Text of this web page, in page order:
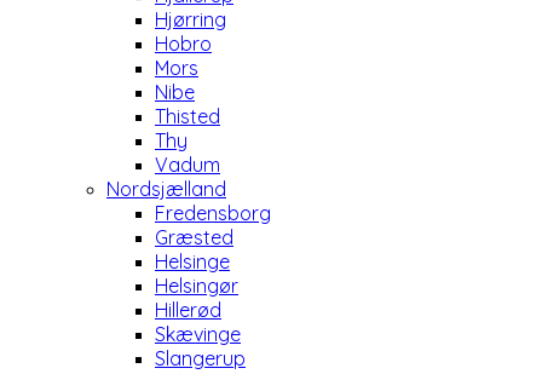
Hjørring
Hobro
Mors
Nibe
Thisted
Thy
Vadum
Nordsjælland
Fredensborg
Græsted
Helsinge
Helsingør
Hillerød
Skævinge
Slangerup